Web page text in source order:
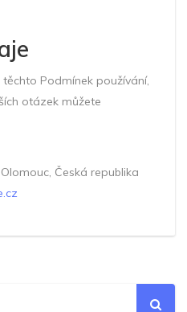
Podmínek používání,
otázek můžete
Česká republika